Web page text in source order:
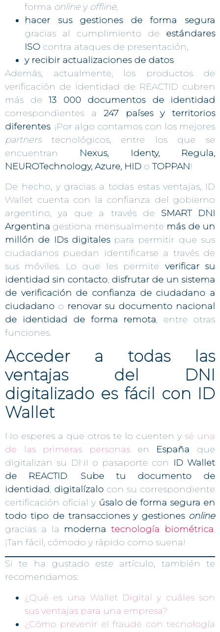
forma online y offline,
hacer sus gestiones de forma segura
gracias al cumplimiento de estándares
ISO contra ataques de presentación,
y recibir actualizaciones de datos.
Además, actualmente, los productos de
verificación de identidad de REACTID cubren
más de 13 000 documentos de identidad
correspondientes a247 países y territorios
diferentes. ¡Por algo contamos con los mejores
partnerstecnológicos, entre los que se
encuentran Nexus, Identy, Regula,
NEUROTechnology, Azure, HID o TOPPAN!
De hecho, y gracias a todas estas ventajas, ID
Wallet cuenta con la confianza del gobierno
argentino, ya que a través de SMART DNI
Argentina gestiona mensualmente más de un
millón de IDs digitales para permitir que sus
ciudadanos puedan identificarse a través de
sus móviles. Lo que les permite verificar su
identidad sin contacto, disfrutar de un sistema
de verificación de confianza de ciudadano a
ciudadano o renovar su documento nacional
de identidad de forma remota, entre otras
funciones.
Acceder a todas las
ventajas del DNI
digitalizado es fácil con ID
Wallet
No esperes a que otros te lo cuenten y sé una
de las primeras personas en España que
digitalizan su DNI o pasaporte con ID Wallet
de REACTID. Sube tu documento de
identidad, digitalízalo con su correspondiente
certificación oficial yúsalo de forma segura en
todo tipo de transacciones y gestiones online
gracias a la modernatecnología biométrica.
¡Tan fácil, cómodo y rápido como suena!
Si te ha gustado este artículo, también te
recomendamos:
¿Qué es una Wallet Digital y cuáles son
sus ventajas para una empresa?
¿Cómo prevenir el fraude con tecnología